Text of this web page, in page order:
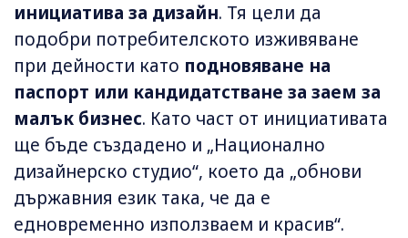
инициатива за дизайн. Тя цели да
подобри потребителското изживяване
при дейности като подновяване на
паспорт или кандидатстване за заем за
малък бизнес. Като част от инициативата
ще бъде създадено и „Национално
дизайнерско студио“, което да „обнови
държавния език така, че да е
едновременно използваем и красив“.